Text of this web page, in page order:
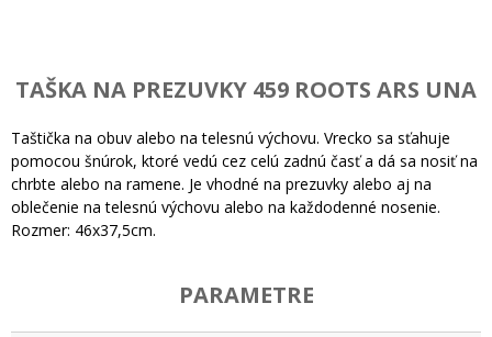
TAŠKA NA PREZUVKY 459 ROOTS ARS UNA
Taštička na obuv alebo na telesnú výchovu. Vrecko sa sťahuje
pomocou šnúrok, ktoré vedú cez celú zadnú časť a dá sa nosiť na
chrbte alebo na ramene. Je vhodné na prezuvky alebo aj na
oblečenie na telesnú výchovu alebo na každodenné nosenie.
Rozmer: 46x37,5cm.
PARAMETRE